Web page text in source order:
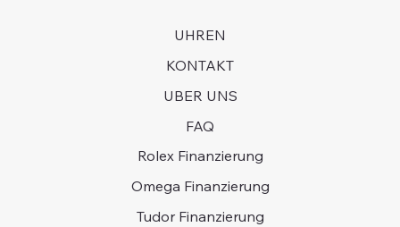
UHREN
KONTAKT
UBER UNS
FAQ
Rolex Finanzierung
Omega Finanzierung
Tudor Finanzierung